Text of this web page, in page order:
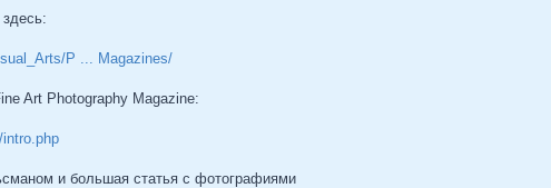
P ... Magazines/
Art Photography Magazine:
и большая статья с фотографиями